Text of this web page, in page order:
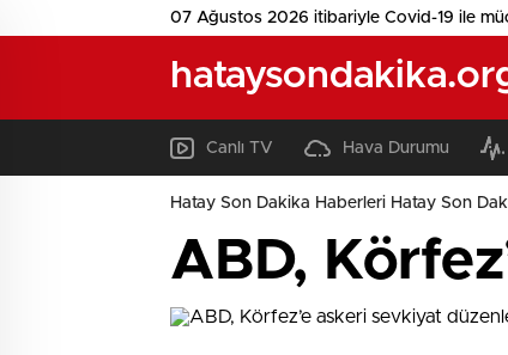
07 Ağustos 2026 itibariyle Covid-19 ile
Canlı TV Hava Durumu
Hatay Son Dakika Haberleri Hatay Son
ABD,